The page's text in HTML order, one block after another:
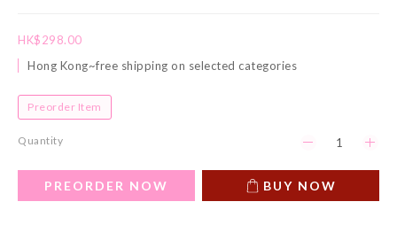
HK$298.00
Hong Kong~free shipping on selected categories
Preorder Item
Quantity
PREORDER NOW BUY NOW